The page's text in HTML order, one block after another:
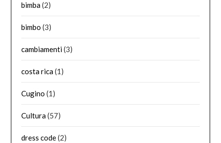
bimba(2)
bimbo (3)
cambiamenti(3)
costa rica(1)
Cugino (1)
Cultura(57)
dress code(2)